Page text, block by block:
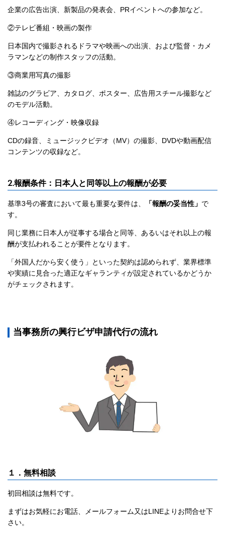
企業の広告出演、新製品の発表会、PRイベントへの参加など。
②テレビ番組・映画の製作
日本国内で撮影されるドラマや映画への出演、および監督・カメ
ラマンなどの制作スタッフの活動。
③商業用写真の撮影
雑誌のグラビア、カタログ、ポスター、広告用スチール撮影など
のモデル活動。
④レコーディング・映像収録
CDの録音、ミュージックビデオ（MV）の撮影、DVDや動画配信
コンテンツの収録など。
2.報酬条件：日本人と同等以上の報酬が必要
基準3号の審査において最も重要な要件は、 「報酬の妥当性」 で
す。
同じ業務に日本人が従事する場合と同等、あるいはそれ以上の報
酬が支払われることが要件となります。
「外国人だから安く使う」といった契約は認められず、業界標準
や実績に見合った適正なギャランティが設定されているかどうか
がチェックされます。
当事務所の興行ビザ申請代行の流れ
１． 無料相談
初回相談は無料です。
まずはお気軽にお電話、メールフォーム又はLINEよりお問合せ下
さい。